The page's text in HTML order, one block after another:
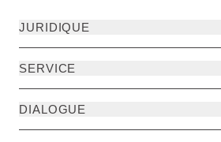
JURIDIQUE
SERVICE
DIALOGUE